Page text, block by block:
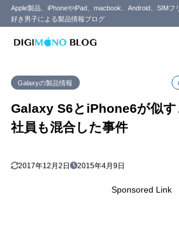
Apple製品、iPhoneやiPad、macbook、Android、SIMフ
好き男子による製品情報ブログ
Galaxyの製品情報
Galaxy S6とiPhone6が似
社員も混合した事件
2017年12月2日 2015年4月9日
Sponsored Link